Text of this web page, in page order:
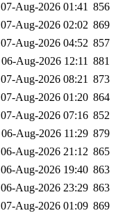
07-Aug-2026 01:41 856
07-Aug-2026 02:02 869
07-Aug-2026 04:52 857
06-Aug-2026 12:11 881
07-Aug-2026 08:21 873
07-Aug-2026 01:20 864
07-Aug-2026 07:16 852
06-Aug-2026 11:29 879
06-Aug-2026 21:12 865
06-Aug-2026 19:40 863
06-Aug-2026 23:29 863
07-Aug-2026 01:09 869